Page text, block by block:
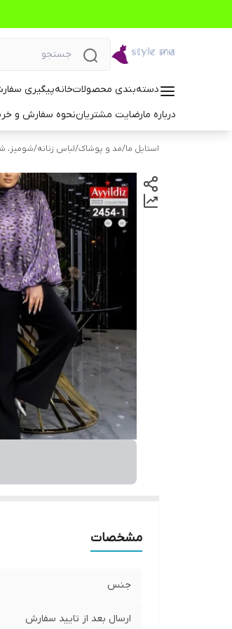
دسته‌بندی محصولاتخانهپیگیری
درباره مارضایت مشتریاننحوه سفارش و
استایل ما/مد و پوشاک/لباس زنانه/شومیز،
مشخصات
جنس
ارسال بعد از تایید سفارش